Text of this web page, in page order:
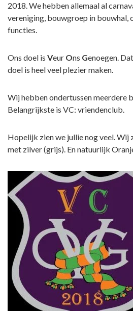
2018. We hebben allemaal al
vereniging, bouwgroep in bouwhal,
functies.
Ons doel is Veur Ons Genoegen.
doel is heel veel plezier maken.
Wij hebben ondertussen meerdere
Belangrijkste is VC: vriendenclub.
Hopelijk zien we jullie nog veel. Wij
met zilver (grijs). En natuurlijk